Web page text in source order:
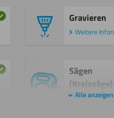
Gravieren
Weitere
Sägen
(Kreissäge)
Weitere
Alle anzeigen